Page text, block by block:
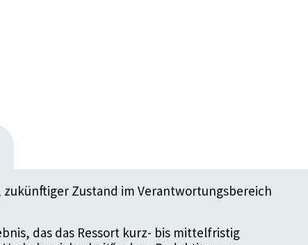
Zustand im Verantwortungsbereich
das das Ressort kurz- bis mittelfristig